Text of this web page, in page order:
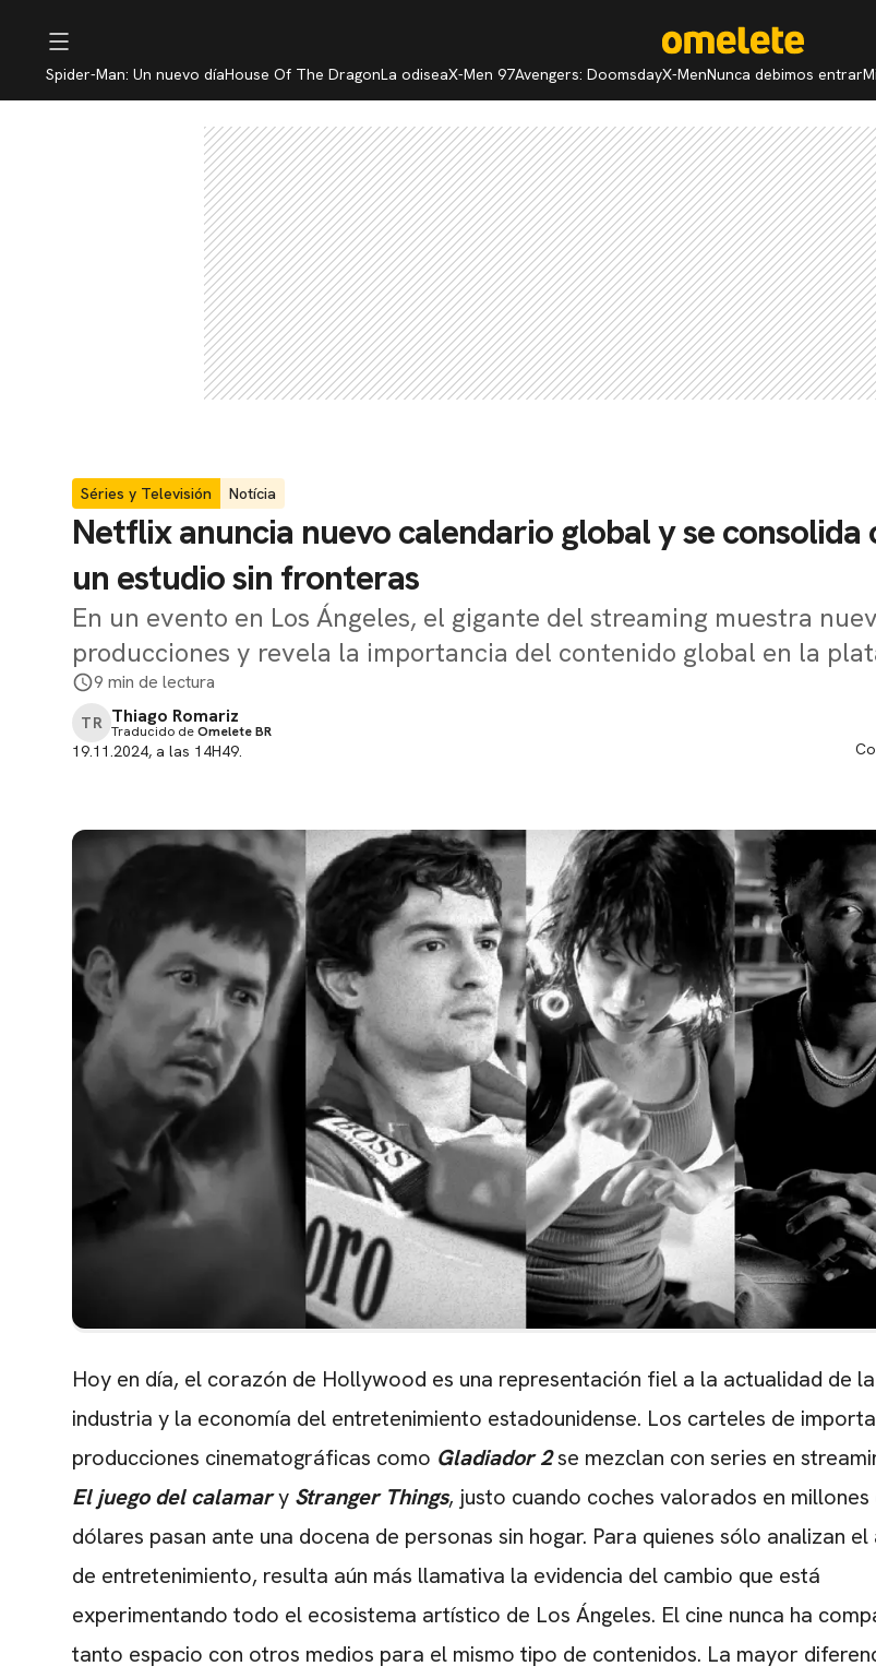
Spider-Man: Un nuevo díaHouse Of The DragonLa odiseaX-Men 97Avengers: DoomsdayX-MenNunca debimos entrar
Séries y Televisión Notícia
Netflix anuncia nuevo calendario global y se consolida
un estudio sin fronteras
En un evento en Los Ángeles, el gigante del streaming muestra
producciones y revela la importancia del contenido global en la
9 min de lectura
TR Thiago Romariz
Traducido deOmelete BR
19.11.2024, a las 14H49.
Hoy en día, el corazón de Hollywood es una representación fiel a la actualidad de la
industria y la economía del entretenimiento estadounidense. Los carteles de
producciones cinematográficas como Gladiador 2se mezclan con series en
El juego del calamary Stranger Things, justo cuando coches valorados en millones
dólares pasan ante una docena de personas sin hogar. Para quienes sólo analizan
de entretenimiento, resulta aún más llamativa la evidencia del cambio que está
experimentando todo el ecosistema artístico de Los Ángeles. El cine nunca ha
tanto espacio con otros medios para el mismo tipo de contenidos. La mayor